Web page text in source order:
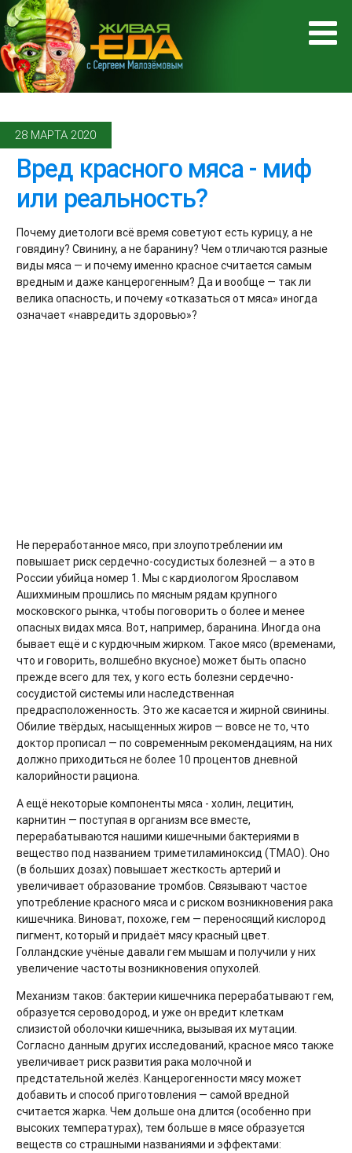
28 МАРТА 2020
Вред красного мяса - миф
или реальность?
Почему диетологи всё время советуют есть курицу, а не
говядину? Свинину, а не баранину? Чем отличаются разные
виды мяса — и почему именно красное считается самым
вредным и даже канцерогенным? Да и вообще — так ли
велика опасность, и почему «отказаться от мяса» иногда
означает «навредить здоровью»?
Не переработанное мясо, при злоупотреблении им
повышает риск сердечно-сосудистых болезней — а это в
России убийца номер 1. Мы с кардиологом Ярославом
Ашихминым прошлись по мясным рядам крупного
московского рынка, чтобы поговорить о более и менее
опасных видах мяса. Вот, например, баранина. Иногда она
бывает ещё и с курдючным жирком. Такое мясо (временами,
что и говорить, волшебно вкусное) может быть опасно
прежде всего для тех, у кого есть болезни сердечно-
сосудистой системы или наследственная
предрасположенность. Это же касается и жирной свинины.
Обилие твёрдых, насыщенных жиров — вовсе не то, что
доктор прописал — по современным рекомендациям, на них
должно приходиться не более 10 процентов дневной
калорийности рациона.
А ещё некоторые компоненты мяса - холин, лецитин,
карнитин — поступая в организм все вместе,
перерабатываются нашими кишечными бактериями в
вещество под названием триметиламиноксид (ТМАО). Оно
(в больших дозах) повышает жесткость артерий и
увеличивает образование тромбов. Связывают частое
употребление красного мяса и с риском возникновения рака
кишечника. Виноват, похоже, гем — переносящий кислород
пигмент, который и придаёт мясу красный цвет.
Голландские учёные давали гем мышам и получили у них
увеличение частоты возникновения опухолей.
Механизм таков: бактерии кишечника перерабатывают гем,
образуется сероводород, и уже он вредит клеткам
слизистой оболочки кишечника, вызывая их мутации.
Согласно данным других исследований, красное мясо также
увеличивает риск развития рака молочной и
предстательной желёз. Канцерогенности мясу может
добавить и способ приготовления — самой вредной
считается жарка. Чем дольше она длится (особенно при
высоких температурах), тем больше в мясе образуется
веществ со страшными названиями и эффектами: